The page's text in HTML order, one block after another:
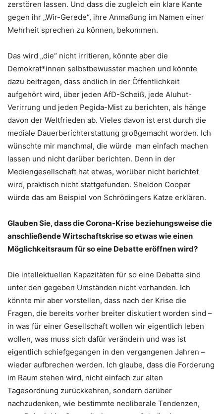
zerstören lassen. Und dass die zugleich ein klare Kante
gegen ihr „Wir-Gerede“, ihre Anmaßung im Namen einer
Mehrheit sprechen zu können, bekommen.
Das wird „die“ nicht irritieren, könnte aber die
Demokrat*innen selbstbewusster machen und könnte
dazu beitragen, dass endlich in der Öffentlichkeit
aufgehört wird, über jeden AfD-Scheiß, jede Aluhut-
Verirrung und jeden Pegida-Mist zu berichten, als hänge
davon der Weltfrieden ab. Vieles davon ist erst durch die
mediale Dauerberichterstattung großgemacht worden. Ich
wünschte mir manchmal, die würde man einfach machen
lassen und nicht darüber berichten. Denn in der
Mediengesellschaft hat etwas, worüber nicht berichtet
wird, praktisch nicht stattgefunden. Sheldon Cooper
würde das am Beispiel von Schrödingers Katze erklären.
Glauben Sie, dass die Corona-Krise beziehungsweise die
anschließende Wirtschaftskrise so etwas wie einen
Möglichkeitsraum für so eine Debatte eröffnen wird?
Die intellektuellen Kapazitäten für so eine Debatte sind
unter den gegeben Umständen nicht vorhanden. Ich
könnte mir aber vorstellen, dass nach der Krise die
Fragen, die bereits vorher breiter diskutiert worden sind –
in was für einer Gesellschaft wollen wir eigentlich leben
wollen, was muss sich dafür verändern und was ist
eigentlich schiefgegangen in den vergangenen Jahren –
wieder aufbrechen werden. Ich glaube, dass die Forderung
im Raum stehen wird, nicht einfach zur alten
Tagesordnung zurückkehren, sondern darüber
nachzudenken, wie bestimmte neoliberale Tendenzen,